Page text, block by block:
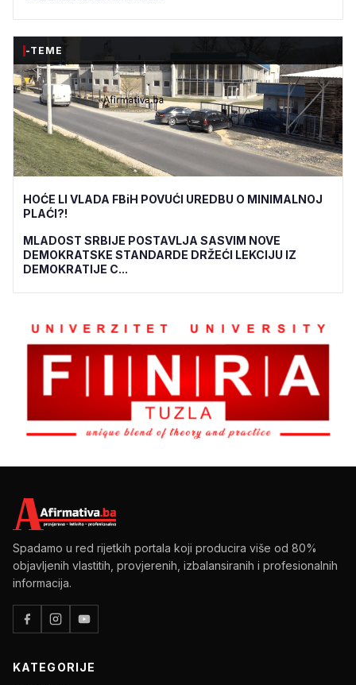
-TEME
HOĆE LI VLADA FBiH POVUĆI UREDBU O MINIMALNOJ
PLAĆI?!
MLADOST SRBIJE POSTAVLJA SASVIM NOVE
DEMOKRATSKE STANDARDE DRŽEĆI LEKCIJU IZ
DEMOKRATIJE C...
Spadamo u red rijetkih portala koji producira više od 80%
objavljenih vlastitih, provjerenih, izbalansiranih i profesionalnih
informacija.
KATEGORIJE